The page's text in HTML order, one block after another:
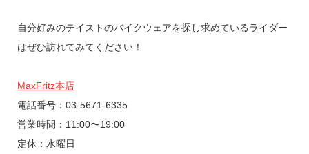
自分好みのテイストのバイクウェアを探し求めているライダー
はぜひ訪れてみてください！
MaxFritz本店
電話番号：03-5671-6335
営業時間：11:00〜19:00
定休：水曜日